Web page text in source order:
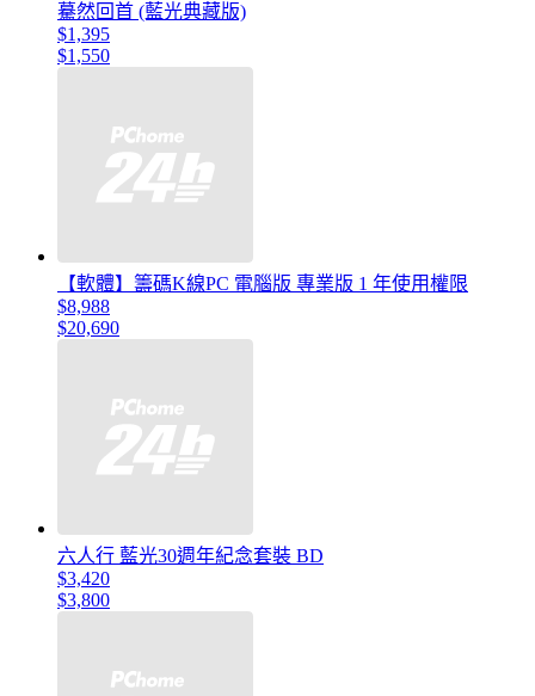
驀然回首 (藍光典藏版)
$1,395
$1,550
【軟體】籌碼K線PC 電腦版 專業版 1 年使用權限
$8,988
$20,690
六人行 藍光30週年紀念套裝 BD
$3,420
$3,800